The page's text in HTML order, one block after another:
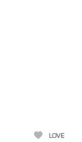
LOVE